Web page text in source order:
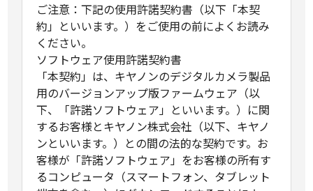
ご注意：下記の使用許諾契約書（以下「本契
約」といいます。）をご使用の前によくお読み
ください。
ソフトウェア使用許諾契約書
「本契約」は、キヤノンのデジタルカメラ製品
用のバージョンアップ版ファームウェア（以
下、「許諾ソフトウェア」といいます。）に関
するお客様とキヤノン株式会社（以下、キヤノ
ンといいます。）との間の法的な契約です。お
客様が「許諾ソフトウェア」をお客様の所有す
るコンピュータ（スマートフォン、タブレット